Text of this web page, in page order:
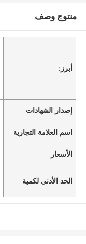
منتوج وصف
أبرز:
إصدار الشهادات
اسم العلامة التجارية
الأسعار
الحد الأدنى لكمية